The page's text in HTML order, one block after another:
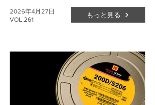
VOL.261
2026年4月27日 もっと見る